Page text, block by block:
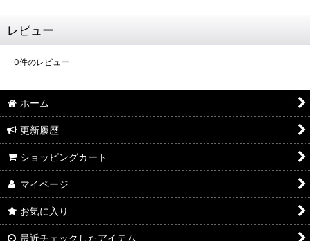
レビュー
0件のレビュー
ホーム
更新履歴
ショッピングカート
マイページ
お気に入り
最近チェックしたアイテム